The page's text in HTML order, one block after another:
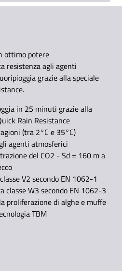
ottimo potere
resistenza agli agenti
grazie alla speciale
in 25 minuti grazie alla
Rain Resistance
(tra 2°C e 35°C)
agenti atmosferici
del CO2 - Sd = 160 m a
V2 secondo EN 1062-1
classe W3 secondo EN 1062-3
proliferazione di alghe e muffe
TBM